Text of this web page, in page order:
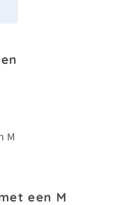
M
een M